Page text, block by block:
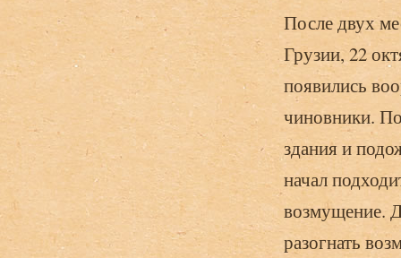
После двух
Грузии, 22
появились
чиновники.
здания и
начал
возмущение.
разогнать